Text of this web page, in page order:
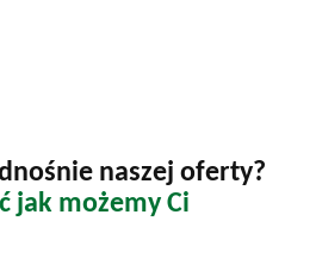
naszej oferty?
jak możemy Ci